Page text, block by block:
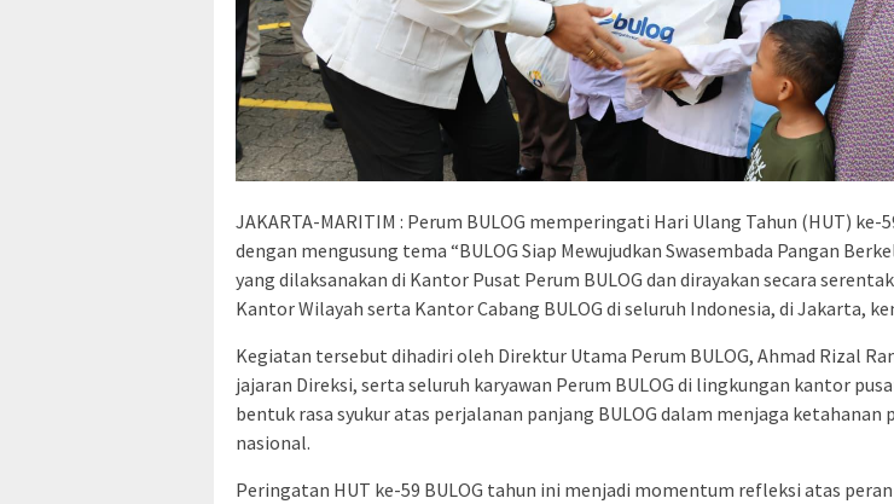
JAKARTA-MARITIM : Perum BULOG memperingati Hari Ulang Tahun (HUT) ke-
dengan mengusung tema “BULOG Siap Mewujudkan Swasembada Pangan
yang dilaksanakan di Kantor Pusat Perum BULOG dan dirayakan secara
Kantor Wilayah serta Kantor Cabang BULOG di seluruh Indonesia, di Jakarta,
Kegiatan tersebut dihadiri oleh Direktur Utama Perum BULOG, Ahmad Rizal
jajaran Direksi, serta seluruh karyawan Perum BULOG di lingkungan kantor
bentuk rasa syukur atas perjalanan panjang BULOG dalam menjaga ketahanan
nasional.
Peringatan HUT ke-59 BULOG tahun ini menjadi momentum refleksi atas